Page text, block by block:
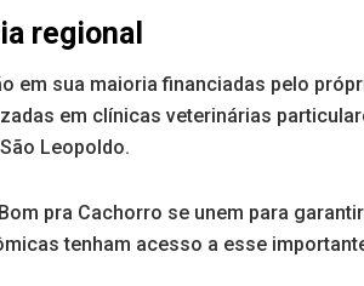
regional
em sua maioria financiadas pelo
em clínicas veterinárias
Leopoldo.
pra Cachorro se unem para
tenham acesso a esse